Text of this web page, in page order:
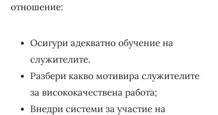
отношение:
Осигури адекватно обучение на
служителите.
Разбери какво мотивира служителите
за висококачествена работа;
Внедри системи за участие на